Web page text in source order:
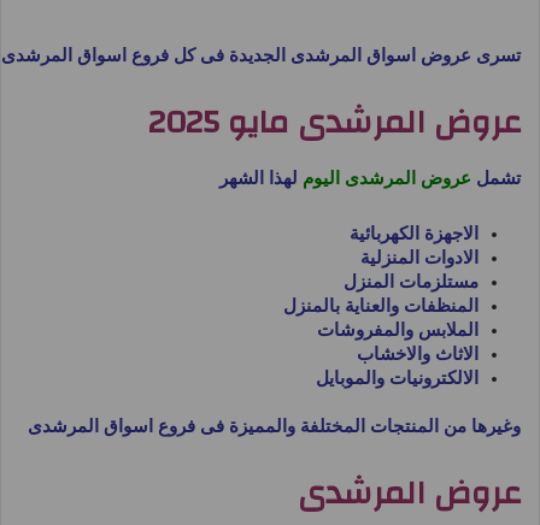
تسرى عروض اسواق المرشدى الجديدة فى كل فروع اسواق المرشدى
عروض المرشدى مايو 2025
تشمل عروض المرشدى اليوم لهذا الشهر
الاجهزة الكهربائية
الادوات المنزلية
مستلزمات المنزل
المنظفات والعناية بالمنزل
الملابس والمفروشات
الاثاث والاخشاب
الالكترونيات والموبايل
وغيرها من المنتجات المختلفة والمميزة فى فروع اسواق المرشدى
عروض المرشدى